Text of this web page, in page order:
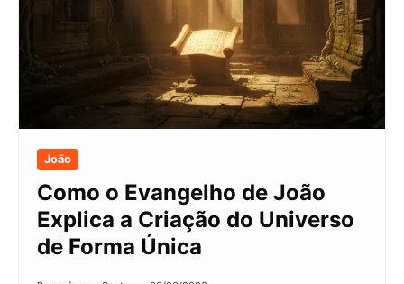
João
Como o Evangelho de João
Explica a Criação do Universo
de Forma Única